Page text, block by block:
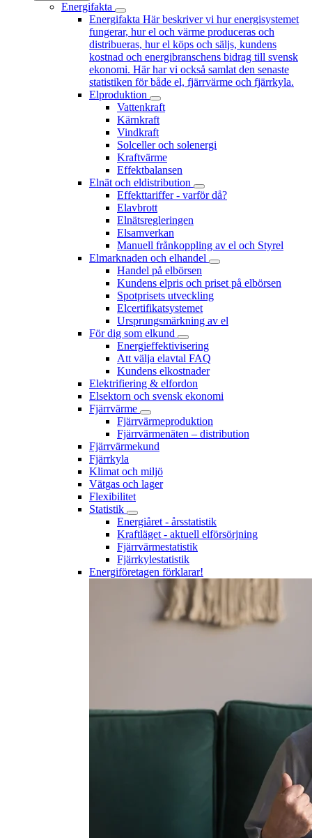
Energifakta
Energifakta Här beskriver vi hur energisystemet
fungerar, hur el och värme produceras och
distribueras, hur el köps och säljs, kundens
kostnad och energibranschens bidrag till svensk
ekonomi. Här har vi också samlat den senaste
statistiken för både el, fjärrvärme och fjärrkyla.
Elproduktion
Vattenkraft
Kärnkraft
Vindkraft
Solceller och solenergi
Kraftvärme
Effektbalansen
Elnät och eldistribution
Effekttariffer - varför då?
Elavbrott
Elnätsregleringen
Elsamverkan
Manuell frånkoppling av el och Styrel
Elmarknaden och elhandel
Handel på elbörsen
Kundens elpris och priset på elbörsen
Spotprisets utveckling
Elcertifikatsystemet
Ursprungsmärkning av el
För dig som elkund
Energieffektivisering
Att välja elavtal FAQ
Kundens elkostnader
Elektrifiering & elfordon
Elsektorn och svensk ekonomi
Fjärrvärme
Fjärrvärmeproduktion
Fjärrvärmenäten – distribution
Fjärrvärmekund
Fjärrkyla
Klimat och miljö
Vätgas och lager
Flexibilitet
Statistik
Energiåret - årsstatistik
Kraftläget - aktuell elförsörjning
Fjärrvärmestatistik
Fjärrkylestatistik
Energiföretagen förklarar!